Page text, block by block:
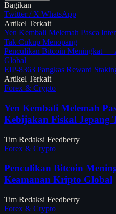
Bagikan
Twitter / X WhatsApp
Artikel Terkait
Yen Kembali Melemah Pasca
Tak Cukup Menopang
Penculikan Bitcoin Meningkat —
Global
EIP-8363 Pangkas Reward
Artikel Terkait
Forex & Crypto
Yen Kembali Melemah
Kebijakan Fiskal Jepang
Tim Redaksi Feedberry
Forex & Crypto
Penculikan Bitcoin
Keamanan Kripto Global
Tim Redaksi Feedberry
Forex & Crypto